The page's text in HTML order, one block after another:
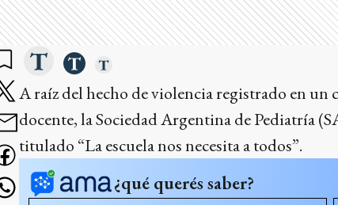
A raíz del hecho de violencia registrado en
docente, la Sociedad Argentina de Pediatría
titulado “La escuela nos necesita a todos”.
¿qué querés saber?